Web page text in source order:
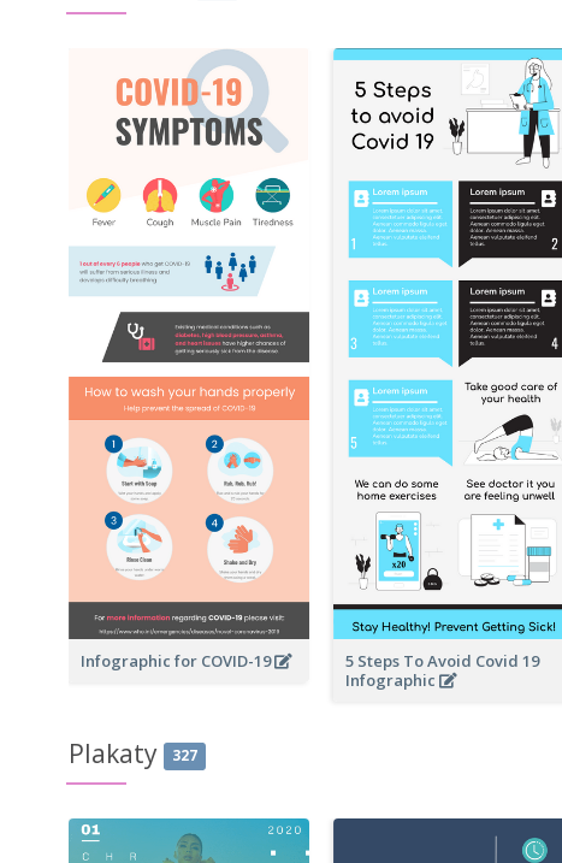
Infographic for COVID-19
5 Steps To Avoid Covid 19
Infographic
Plakaty 327